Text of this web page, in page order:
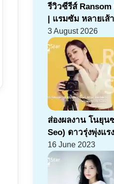
รีวิวซีรีส์
| แรมซัม หลายเส้า
3 August 2026
ส่องผลงาน โนยุน
Seo) ดาวรุ่งพุ่งแ
16 June 2023